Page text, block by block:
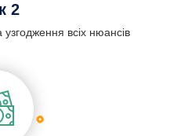
2
всіх нюансів